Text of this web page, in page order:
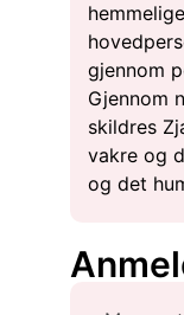
gjennom
Gjennom
skildres
vakre og
og det